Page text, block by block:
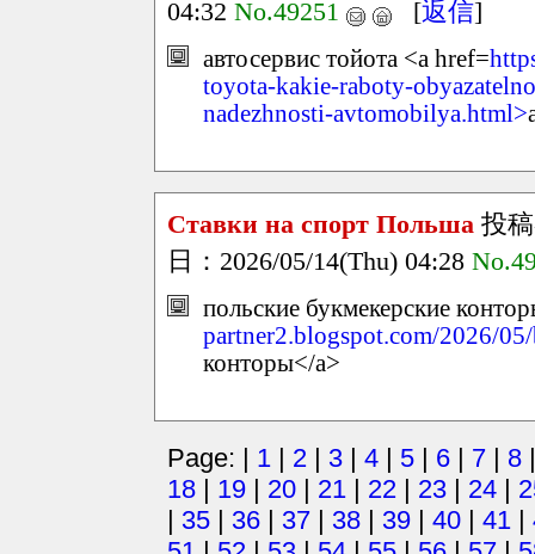
04:32 No.49251 [返信]
автосервис тойота <a href=
toyota-kakie-raboty-
nadezhnosti-avtomobilya.html>
Ставки на спорт Польша 投
日：2026/05/14(Thu) 04:28
польские букмекерские
partner2.blogspot.com/2026/
конторы</a>
Page: | 1 | 2 | 3 | 4 | 5 | 6 | 7 | 8
18 | 19 | 20 | 21 | 22 | 23 | 24 |
| 35 | 36 | 37 | 38 | 39 | 40 | 41 |